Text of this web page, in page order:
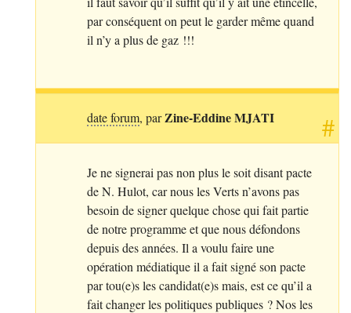
par conséquent on peut le garder même quand
il n’y a plus de gaz !!!
#
date forum, parZine-EddineMJATI
Je ne signerai pas non plus le soit disant pacte
de N. Hulot, car nous les Verts n’avons pas
besoin de signer quelque chose qui fait partie
de notre programme et que nous défondons
depuis des années. Il a voulu faire une
opération médiatique il a fait signé son pacte
par tou(e)s les candidat(e)s mais, est ce qu’il a
fait changer les politiques publiques ? Nos les